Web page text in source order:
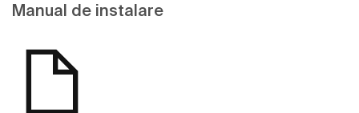
Manual de instalare